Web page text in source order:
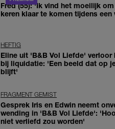
Fred (55): 'Ik vind het moeilijk
keren klaar te komen tijdens een
HEFTIG
Eline uit 'B&B Vol Liefde' verloor
bij liquidatie: 'Een beeld dat op
blijft'
FRAGMENT GEMIST
Gesprek Iris en Edwin neemt
wending in 'B&B Vol Liefde':
niet verliefd zou worden'